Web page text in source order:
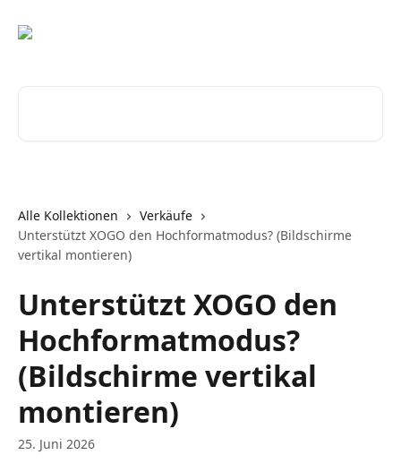
Alle Kollektionen
Verkäufe
Unterstützt XOGO den Hochformatmodus? (Bildschirme
vertikal montieren)
Unterstützt XOGO den
Hochformatmodus?
(Bildschirme vertikal
montieren)
25. Juni 2026